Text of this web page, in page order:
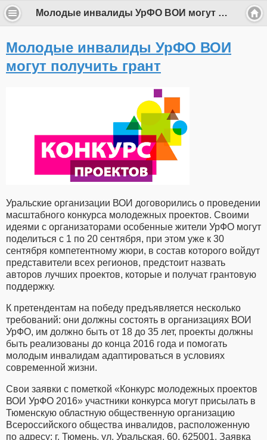
Молодые инвалиды УрФО ВОИ могут получить грант
Молодые инвалиды УрФО ВОИ
могут получить грант
Уральские организации ВОИ договорились о проведении
масштабного конкурса молодежных проектов. Своими
идеями с организаторами особенные жители УрФО могут
поделиться с 1 по 20 сентября, при этом уже к 30
сентября компетентному жюри, в состав которого войдут
представители всех регионов, предстоит назвать
авторов лучших проектов, которые и получат грантовую
поддержку.
К претендентам на победу предъявляется несколько
требований: они должны состоять в организациях ВОИ
УрФО, им должно быть от 18 до 35 лет, проекты должны
быть реализованы до конца 2016 года и помогать
молодым инвалидам адаптироваться в условиях
современной жизни.
Свои заявки с пометкой «Конкурс молодежных проектов
ВОИ УрФО 2016» участники конкурса могут присылать в
Тюменскую областную общественную организацию
Всероссийского общества инвалидов, расположенную
по адресу: г. Тюмень, ул. Уральская, 60, 625001. Заявка